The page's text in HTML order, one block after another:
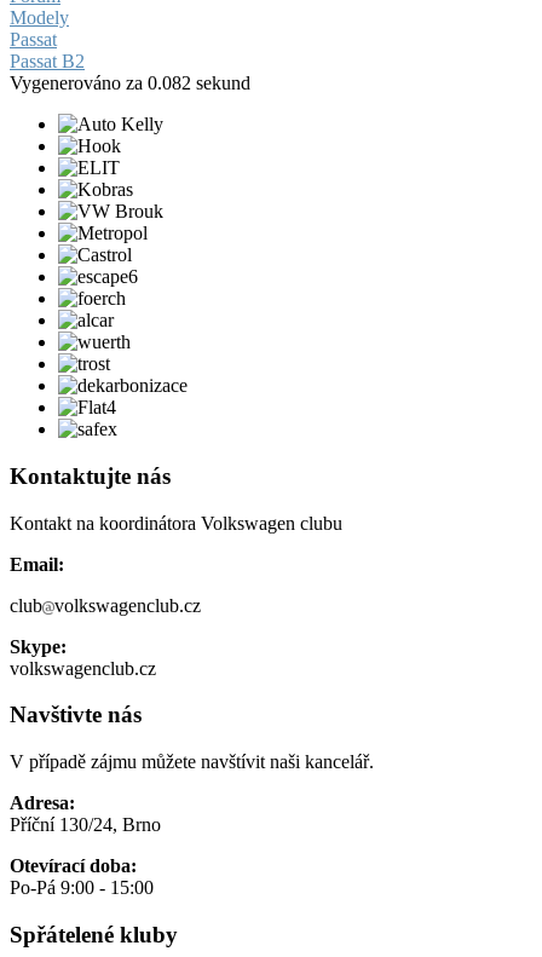
Modely
Passat
Passat B2
Vygenerováno za 0.082 sekund
Kontaktujte nás
Kontakt na koordinátora Volkswagen clubu
Email:
club volkswagenclub.cz
Skype:
volkswagenclub.cz
Navštivte nás
V případě zájmu můžete navštívit naši kancelář.
Adresa:
Příční 130/24, Brno
Otevírací doba:
Po-Pá 9:00 - 15:00
Spřátelené kluby